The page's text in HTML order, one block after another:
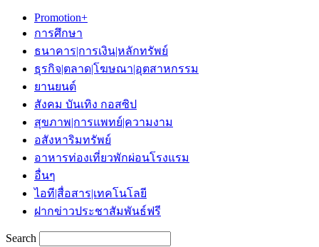
Promotion+
การศึกษา
ธนาคาร|การเงิน|หลักทรัพย์
ธุรกิจ|ตลาด|โฆษณา|อุตสาหกรรม
ยานยนต์
สังคม บันเทิง กอสซิป
สุขภาพ|การแพทย์|ความงาม
อสังหาริมทรัพย์
อาหารท่องเที่ยวพักผ่อนโรงแรม
อื่นๆ
ไอที|สื่อสาร|เทคโนโลยี
ฝากข่าวประชาสัมพันธ์ฟรี
Search